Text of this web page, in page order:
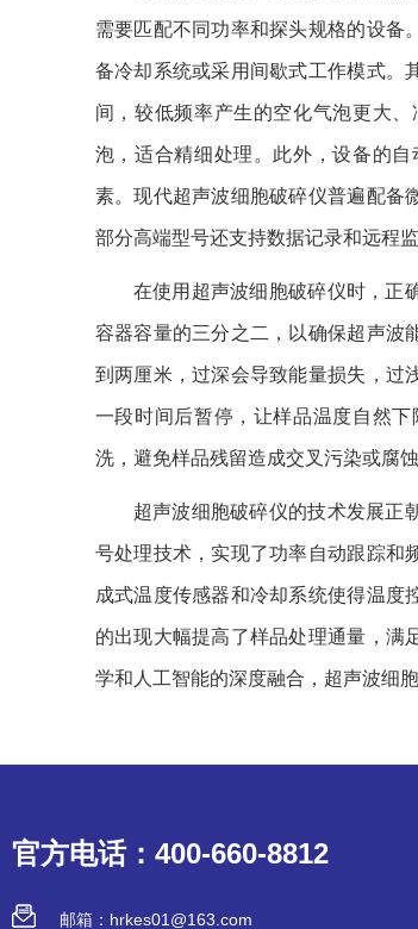
需要匹配不同功率和探头规格的设备
备冷却系统或采用间歇式工作模式。
间，较低频率产生的空化气泡更大
泡，适合精细处理。此外，设备的
素。现代超声波细胞破碎仪普遍配备
部分高端型号还支持数据记录和远程监
在使用超声波细胞破碎仪时，正
容器容量的三分之二，以确保超声波
到两厘米，过深会导致能量损失，过
一段时间后暂停，让样品温度自然
洗，避免样品残留造成交叉污染或腐
超声波细胞破碎仪的技术发展正
号处理技术，实现了功率自动跟踪和
成式温度传感器和冷却系统使得温度
的出现大幅提高了样品处理通量，满
学和人工智能的深度融合，超声波细
官方电话：400-660-8812
邮箱：hrkes01@163.com